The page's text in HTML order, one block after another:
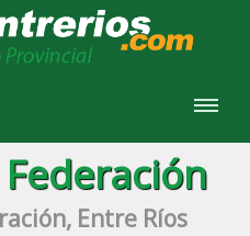
Entre Ríos